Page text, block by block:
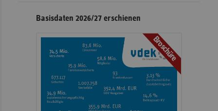
Basisdaten 2026/27 erschienen
Broschüre